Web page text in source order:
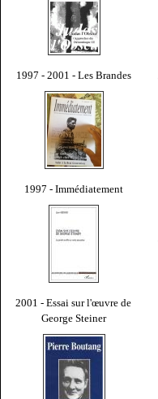
1997 - 2001 - Les Brandes
1997 - Immédiatement
2001 - Essai sur l'œuvre de
George Steiner